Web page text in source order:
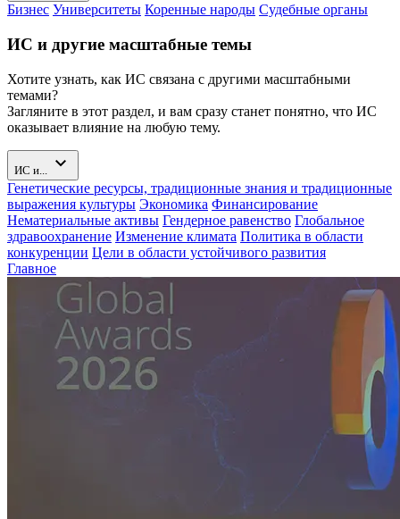
Бизнес Университеты Коренные народы Судебные органы
ИС и другие масштабные темы
Хотите узнать, как ИС связана с другими масштабными
темами?
Загляните в этот раздел, и вам сразу станет понятно, что ИС
оказывает влияние на любую тему.
ИС и... expand_more
Генетические ресурсы, традиционные знания и традиционные
выражения культуры Экономика Финансирование
Нематериальные активы Гендерное равенство Глобальное
здравоохранение Изменение климата Политика в области
конкуренции Цели в области устойчивого развития
Главное